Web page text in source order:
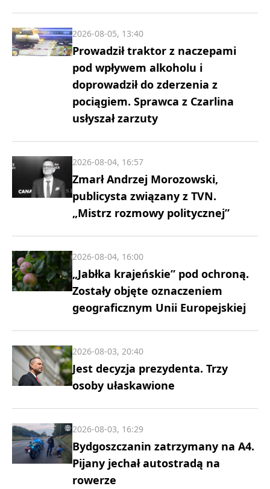
Prowadził traktor z naczepami
pod wpływem alkoholu i
doprowadził do zderzenia z
pociągiem. Sprawca z Czarlina
usłyszał zarzuty
2026-08-05, 13:40
Zmarł Andrzej Morozowski,
publicysta związany z TVN.
„Mistrz rozmowy politycznej”
2026-08-04, 16:57
„Jabłka krajeńskie” pod ochroną.
Zostały objęte oznaczeniem
geograficznym Unii Europejskiej
2026-08-04, 16:00
Jest decyzja prezydenta. Trzy
osoby ułaskawione
2026-08-03, 20:40
Bydgoszczanin zatrzymany na A4.
Pijany jechał autostradą na
rowerze
2026-08-03, 16:29